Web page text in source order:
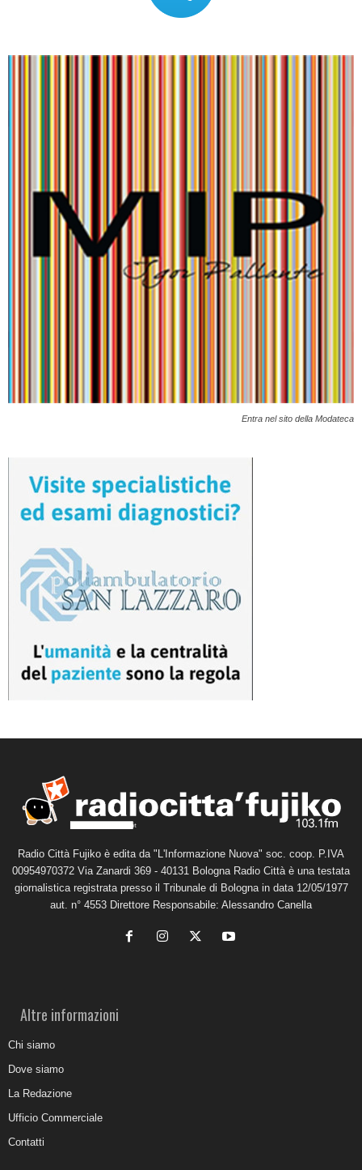
Entra nel sito della Modateca
Radio Città Fujiko è edita da "L'Informazione Nuova" soc. coop. P.IVA
00954970372 Via Zanardi 369 - 40131 Bologna Radio Città è una testata
giornalistica registrata presso il Tribunale di Bologna in data 12/05/1977
aut. n° 4553 Direttore Responsabile: Alessandro Canella
Altre informazioni
Chi siamo
Dove siamo
La Redazione
Ufficio Commerciale
Contatti